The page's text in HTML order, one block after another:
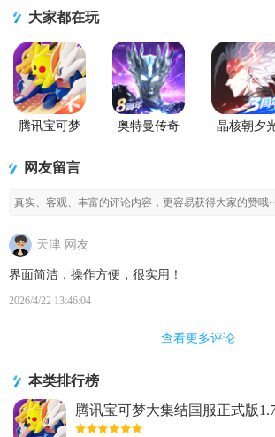
大家都在玩
腾讯宝可梦
奥特曼传奇
晶核朝夕
网友留言
天津 网友
2026/4/22 13:46:04
界面简洁，操作方便，很实用！
查看更多评论
本类排行榜
腾讯宝可梦大集结国服正式版
卓手机版